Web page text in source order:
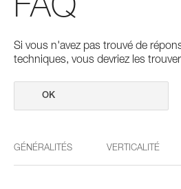
FAQ
Si vous n'avez pas trouvé de
techniques, vous devriez les
GÉNÉRALITÉS VERTICALITÉ